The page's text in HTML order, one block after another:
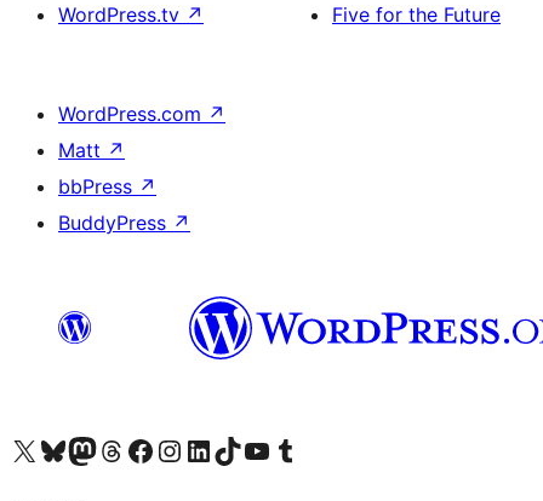
WordPress.tv ↗
Five for the Future
WordPress.com ↗
Matt ↗
bbPress ↗
BuddyPress ↗
X (旧 Twitter) アカウントへBluesky アカウントへMastodon アカウントへThreads アカウントへ Facebook ページへInstagram アカウントへ LinkedIn アカウントへTikTok アカウントへYouTube チャンネルへ Tumblr アカウントへ